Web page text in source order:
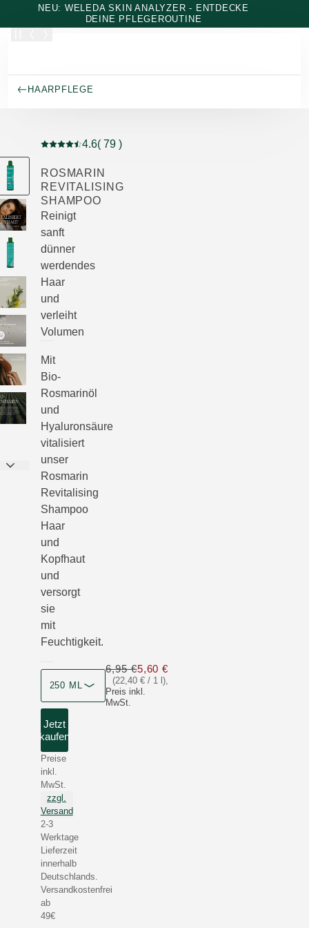
Zum Hauptinhalt wechseln
NEU: WELEDA SKIN ANALYZER - ENTDECKE
DEINE PFLEGEROUTINE
HAARPFLEGE
Aktuelle Bewertung: 4.6 von 5 Sternen bewertet von
4.6( 79 )
ROSMARIN
REVITALISING
SHAMPOO
Reinigt
sanft
dünner
werdendes
Haar
und
verleiht
Volumen
Mit
Bio-
Rosmarinöl
und
Hyaluronsäure
vitalisiert
unser
Rosmarin
Revitalising
Shampoo
Haar
und
Kopfhaut
und
versorgt
sie
mit
Feuchtigkeit.
250 ML (22,40 € / 1 l),
Preis inkl.
MwSt.
6,95 €5,60 €Nur 5,60 € statt 6,95 €
Jetzt
kaufen
Preise
inkl.
MwSt.
zzgl.
Versand
2-3
Werktage
Lieferzeit
innerhalb
Deutschlands.
Versandkostenfrei
ab
49€